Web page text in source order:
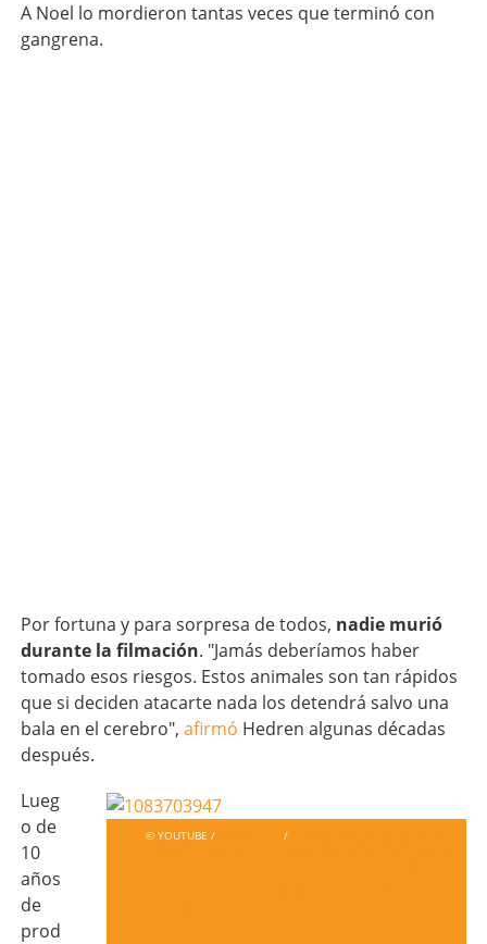
A Noel lo mordieron tantas veces que terminó con
gangrena.
Por fortuna y para sorpresa de todos, nadie murió
durante la filmación. "Jamás deberíamos haber
tomado esos riesgos. Estos animales son tan rápidos
que si deciden atacarte nada los detendrá salvo una
bala en el cerebro", afirmó Hedren algunas décadas
después.
© YOUTUBE / /
Lueg
o de
10
años
de
prod